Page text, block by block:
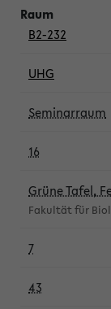
B2-232
UHG
Seminarraum
16
Grüne Tafel,
Fakultät für
7
43